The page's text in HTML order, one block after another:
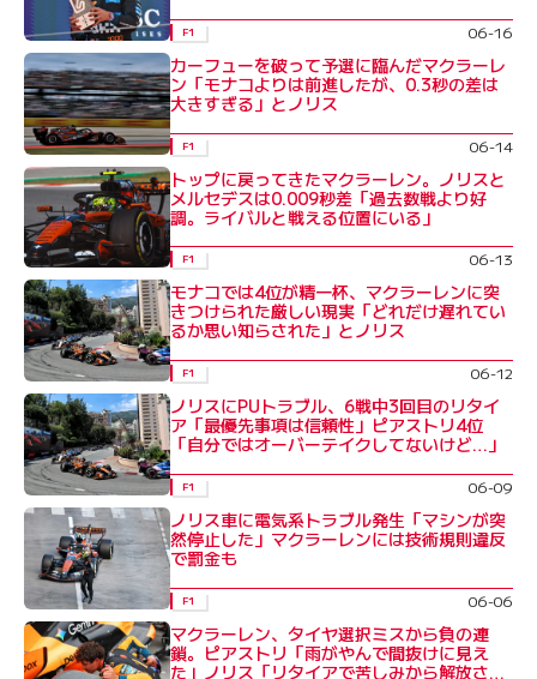
F1 06-16
カーフューを破って予選に臨んだマクラーレ
ン「モナコよりは前進したが、0.3秒の差は
大きすぎる」とノリス
F1 06-14
トップに戻ってきたマクラーレン。ノリスと
メルセデスは0.009秒差「過去数戦より好
調。ライバルと戦える位置にいる」
F1 06-13
モナコでは4位が精一杯、マクラーレンに突
きつけられた厳しい現実「どれだけ遅れてい
るか思い知らされた」とノリス
F1 06-12
ノリスにPUトラブル、6戦中3回目のリタイ
ア「最優先事項は信頼性」ピアストリ4位
「自分ではオーバーテイクしてないけど…」
F1 06-09
ノリス車に電気系トラブル発生「マシンが突
然停止した」マクラーレンには技術規則違反
で罰金も
F1 06-06
マクラーレン、タイヤ選択ミスから負の連
鎖。ピアストリ「雨がやんで間抜けに見え
た」ノリス「リタイアで苦しみから解放され